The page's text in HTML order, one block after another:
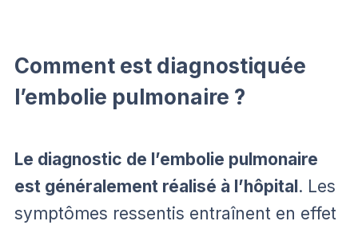
Comment est diagnostiquée
l’embolie pulmonaire ?
Le diagnostic de l’embolie pulmonaire
est généralement réalisé à l’hôpital. Les
symptômes ressentis entraînent en effet